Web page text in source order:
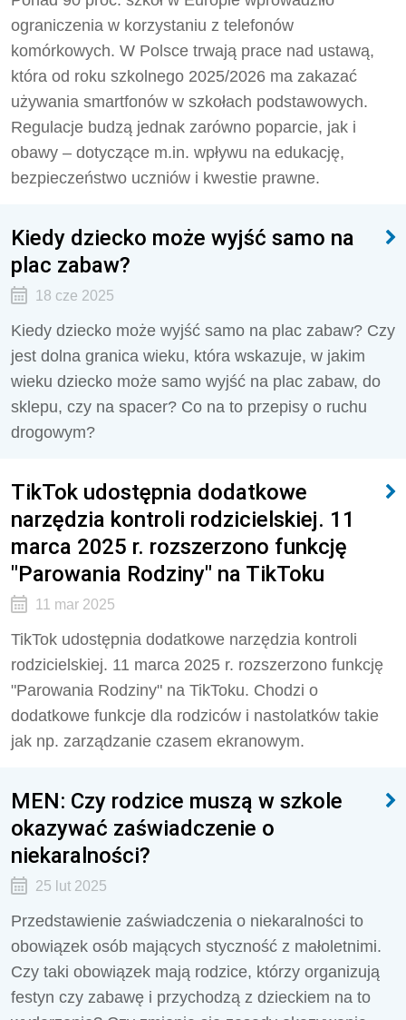
ograniczenia w korzystaniu z telefonów
komórkowych. W Polsce trwają prace nad ustawą,
która od roku szkolnego 2025/2026 ma zakazać
używania smartfonów w szkołach podstawowych.
Regulacje budzą jednak zarówno poparcie, jak i
obawy – dotyczące m.in. wpływu na edukację,
bezpieczeństwo uczniów i kwestie prawne.
Kiedy dziecko może wyjść samo na
plac zabaw?
18 cze 2025
Kiedy dziecko może wyjść samo na plac zabaw? Czy
jest dolna granica wieku, która wskazuje, w jakim
wieku dziecko może samo wyjść na plac zabaw, do
sklepu, czy na spacer? Co na to przepisy o ruchu
drogowym?
TikTok udostępnia dodatkowe
narzędzia kontroli rodzicielskiej. 11
marca 2025 r. rozszerzono funkcję
"Parowania Rodziny" na TikToku
11 mar 2025
TikTok udostępnia dodatkowe narzędzia kontroli
rodzicielskiej. 11 marca 2025 r. rozszerzono funkcję
"Parowania Rodziny" na TikToku. Chodzi o
dodatkowe funkcje dla rodziców i nastolatków takie
jak np. zarządzanie czasem ekranowym.
MEN: Czy rodzice muszą w szkole
okazywać zaświadczenie o
niekaralności?
25 lut 2025
Przedstawienie zaświadczenia o niekaralności to
obowiązek osób mających styczność z małoletnimi.
Czy taki obowiązek mają rodzice, którzy organizują
festyn czy zabawę i przychodzą z dzieckiem na to